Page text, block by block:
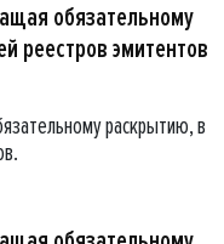
обязательному
реестров эмитентов
раскрытию, в